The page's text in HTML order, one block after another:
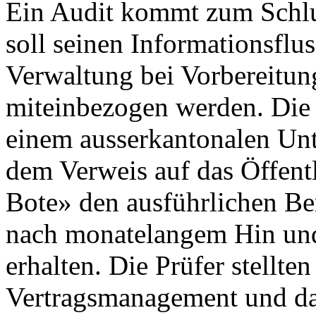
Ein Audit kommt zum
soll seinen
Verwaltung bei
miteinbezogen werden.
einem ausserkantonalen
dem Verweis auf das
Bote» den ausführlichen
nach monatelangem Hin
erhalten. Die Prüfer stellten
Vertragsmanagement und